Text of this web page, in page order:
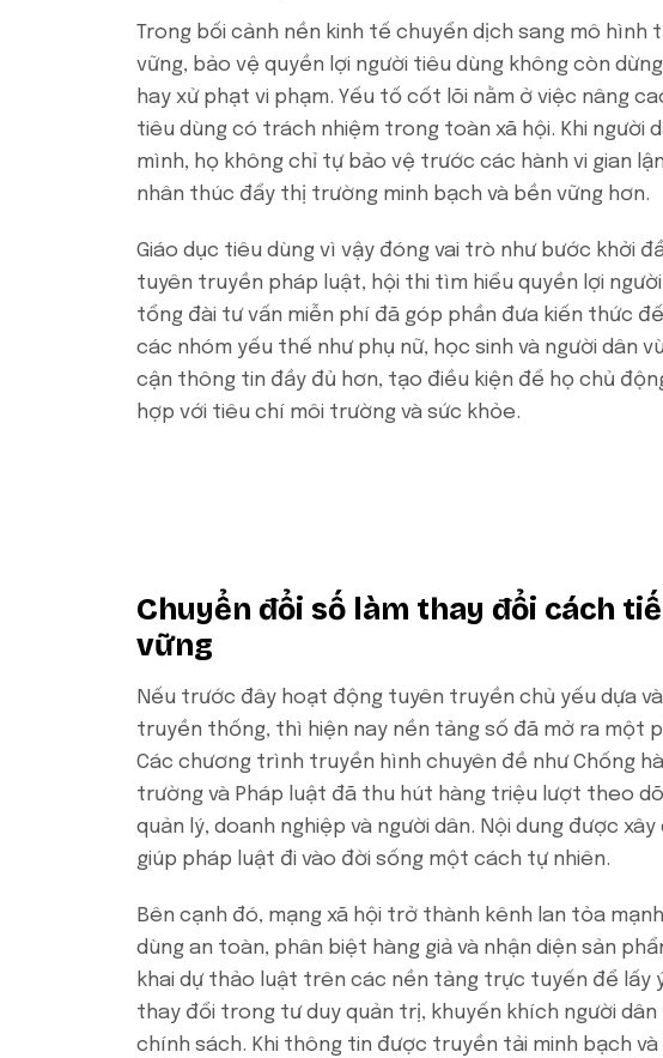
Trong bối cảnh nền kinh tế chuyển dịch sang mô
vững, bảo vệ quyền lợi người tiêu dùng không còn
hay xử phạt vi phạm. Yếu tố cốt lõi nằm ở việc nâng
tiêu dùng có trách nhiệm trong toàn xã hội. Khi người
mình, họ không chỉ tự bảo vệ trước các hành vi gian
nhân thúc đẩy thị trường minh bạch và bền vững hơn.
Giáo dục tiêu dùng vì vậy đóng vai trò như bước khởi
tuyên truyền pháp luật, hội thi tìm hiểu quyền lợi
tổng đài tư vấn miễn phí đã góp phần đưa kiến thức
các nhóm yếu thế như phụ nữ, học sinh và người dân
cận thông tin đầy đủ hơn, tạo điều kiện để họ chủ
hợp với tiêu chí môi trường và sức khỏe.
Chuyển đổi số làm thay đổi cách
vững
Nếu trước đây hoạt động tuyên truyền chủ yếu dựa
truyền thống, thì hiện nay nền tảng số đã mở ra một
Các chương trình truyền hình chuyên đề như Chống
trường và Pháp luật đã thu hút hàng triệu lượt theo
quản lý, doanh nghiệp và người dân. Nội dung được
giúp pháp luật đi vào đời sống một cách tự nhiên.
Bên cạnh đó, mạng xã hội trở thành kênh lan tỏa
dùng an toàn, phân biệt hàng giả và nhận diện sản
khai dự thảo luật trên các nền tảng trực tuyến để lấy
thay đổi trong tư duy quản trị, khuyến khích người
chính sách. Khi thông tin được truyền tải minh bạch